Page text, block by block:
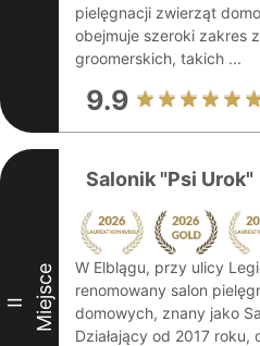
pielęgnacji zwierząt
obejmuje szeroki zakres
groomerskich, takich ...
9.9
II Miejsce
Salonik "Psi Urok"
W Elblągu, przy ulicy
renomowany salon
domowych, znany jako
Działający od 2017 roku,